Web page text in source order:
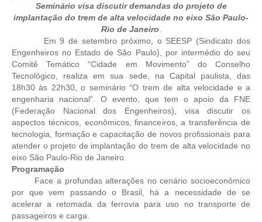
HISTÓRICO E ATUAÇÃO
COMPOSIÇÃO
CONSELHOS ASSESSORES
PERSONALIDADES DA TECNOLOGIA
NÚCLEO DA MULHER ENGENHEIRA
TRANSPARÊNCIA
JURÍDICO
CONSULTORIA
ACORDOS, CONVENÇÕES E DISSÍDIOS
Seminário visa discutir demandas do projeto de
implantação do trem de alta velocidade no eixo São Paulo-
Rio de Janeiro.
Em 9 de setembro próximo, o SEESP (Sindicato dos
Engenheiros no Estado de São Paulo), por intermédio do seu
Comitê Temático “Cidade em Movimento” do Conselho
Tecnológico, realiza em sua sede, na Capital paulista, das
18h30 às 22h30, o seminário “O trem de alta velocidade e a
engenharia nacional”. O evento, que tem o apoio da FNE
(Federação Nacional dos Engenheiros), visa discutir os
aspectos técnicos, econômicos, financeiros, a transferência de
tecnologia, formação e capacitação de novos profissionais para
atender o projeto de implantação do trem de alta velocidade no
eixo São Paulo-Rio de Janeiro.
Programação
Face a profundas alterações no cenário socioeconômico
por que vem passando o Brasil, há a necessidade de se
acelerar a retomada da ferrovia para uso no transporte de
passageiros e carga.